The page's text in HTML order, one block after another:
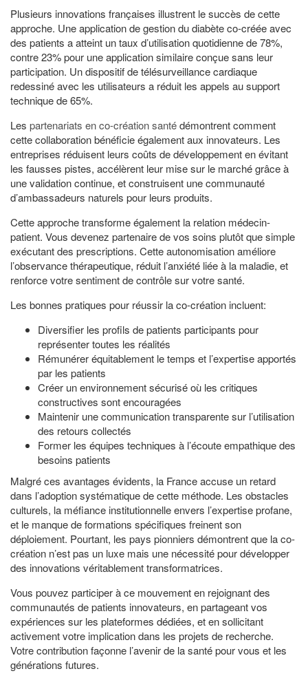
Plusieurs innovations françaises illustrent le succès de cette
approche. Une application de gestion du diabète co-créée avec
des patients a atteint un taux d’utilisation quotidienne de 78%,
contre 23% pour une application similaire conçue sans leur
participation. Un dispositif de télésurveillance cardiaque
redessiné avec les utilisateurs a réduit les appels au support
technique de 65%.
Les partenariats en co-création santédémontrent comment
cette collaboration bénéficie également aux innovateurs. Les
entreprises réduisent leurs coûts de développement en évitant
les fausses pistes, accélèrent leur mise sur le marché grâce à
une validation continue, et construisent une communauté
d’ambassadeurs naturels pour leurs produits.
Cette approche transforme également la relation médecin-
patient. Vous devenez partenaire de vos soins plutôt que simple
exécutant des prescriptions. Cette autonomisation améliore
l’observance thérapeutique, réduit l’anxiété liée à la maladie, et
renforce votre sentiment de contrôle sur votre santé.
Les bonnes pratiques pour réussir la co-création incluent:
Diversifier les profils de patients participants pour
représenter toutes les réalités
Rémunérer équitablement le temps et l’expertise apportés
par les patients
Créer un environnement sécurisé où les critiques
constructives sont encouragées
Maintenir une communication transparente sur l’utilisation
des retours collectés
Former les équipes techniques à l’écoute empathique des
besoins patients
Malgré ces avantages évidents, la France accuse un retard
dans l’adoption systématique de cette méthode. Les obstacles
culturels, la méfiance institutionnelle envers l’expertise profane,
et le manque de formations spécifiques freinent son
déploiement. Pourtant, les pays pionniers démontrent que la co-
création n’est pas un luxe mais une nécessité pour développer
des innovations véritablement transformatrices.
Vous pouvez participer à ce mouvement en rejoignant des
communautés de patients innovateurs, en partageant vos
expériences sur les plateformes dédiées, et en sollicitant
activement votre implication dans les projets de recherche.
Votre contribution façonne l’avenir de la santé pour vous et les
générations futures.